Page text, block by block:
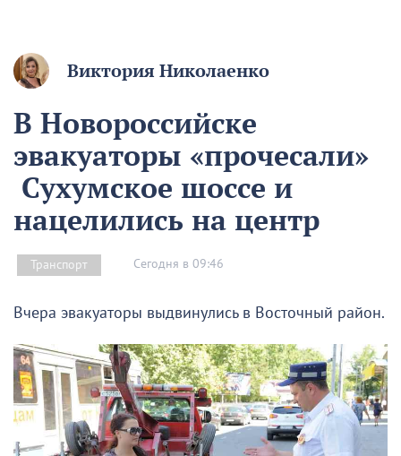
Виктория Николаенко
В Новороссийске
эвакуаторы «прочесали»
Сухумское шоссе и
нацелились на центр
Транспорт Сегодня в 09:46
Вчера эвакуаторы выдвинулись в Восточный район.